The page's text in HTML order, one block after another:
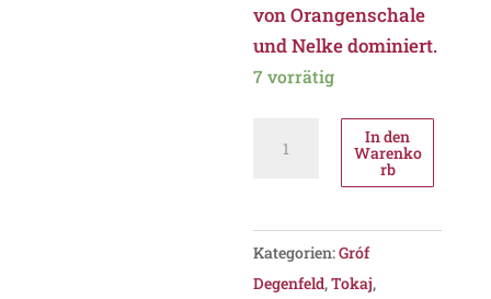
von Orangenschale
und Nelke dominiert.
7 vorrätig
Degenfeld
Hárslevelű
"Terézia"
Organic
2022,
In den
Warenko
rb
Kategorien:Gróf
Degenfeld,Tokaj,